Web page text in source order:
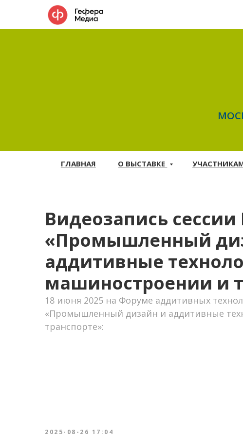
ГЛАВНАЯ О ВЫСТАВКЕ
Видеозапись
«Промышленный
аддитивные
машиностроении и
18 июня 2025 на Форуме аддитивных
«Промышленный дизайн и аддитивные
транспорте»:
2025-08-26 17:04